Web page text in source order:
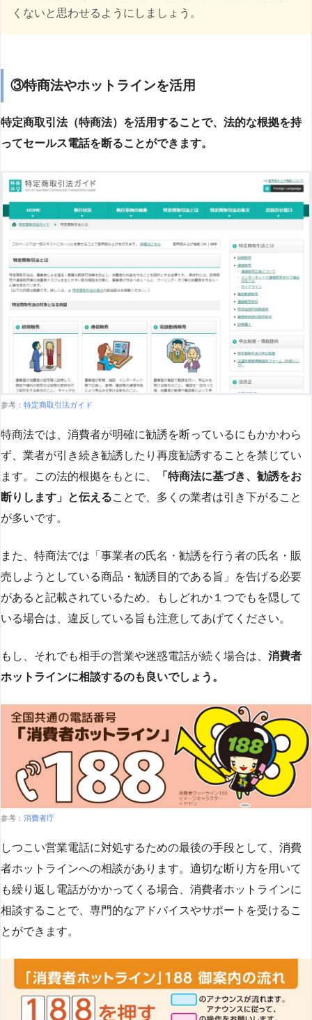
くないと思わせるようにしましょう。
③特商法やホットラインを活用
特定商取引法（特商法）を活用することで、法的な根拠を持
ってセールス電話を断ることができます。
参考： 特定商取引法ガイド
特商法では、消費者が明確に勧誘を断っているにもかかわら
ず、業者が引き続き勧誘したり再度勧誘することを禁じてい
ます。この法的根拠をもとに、
「特商法に基づき、勧誘をお
断りします」と伝えることで、多くの業者は引き下がること
が多いです​​。
また、特商法では「事業者の氏名・勧誘を行う者の氏名・販
売しようとしている商品・勧誘目的である旨」を告げる必要
があると記載されているため、もしどれか１つでもを隠して
いる場合は、違反している旨も注意してあげてください。
もし、それでも相手の営業や迷惑電話が続く場合は、 消費者
ホットラインに相談するのも良いでしょう。
参考： 消費者庁
しつこい営業電話に対処するための最後の手段として、消費
者ホットラインへの相談があります。適切な断り方を用いて
も繰り返し電話がかかってくる場合、消費者ホットラインに
相談することで、専門的なアドバイスやサポートを受けるこ
とができます​​。